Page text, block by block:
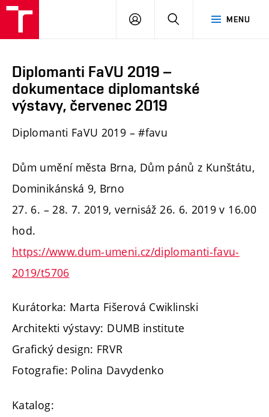
MENU
PŘIHLÁSIT
Diplomanti FaVU 2019 –
dokumentace diplomantské
výstavy, červenec 2019
Diplomanti FaVU 2019 – #favu
Dům umění města Brna, Dům pánů z Kunštátu,
Dominikánská 9, Brno
27. 6. – 28. 7. 2019, vernisáž 26. 6. 2019 v 16.00
hod.
https://www.dum-umeni.cz/diplomanti-favu-
2019/t5706
Kurátorka: Marta Fišerová Cwiklinski
Architekti výstavy: DUMB institute
Grafický design: FRVR
Fotografie: Polina Davydenko
Katalog: